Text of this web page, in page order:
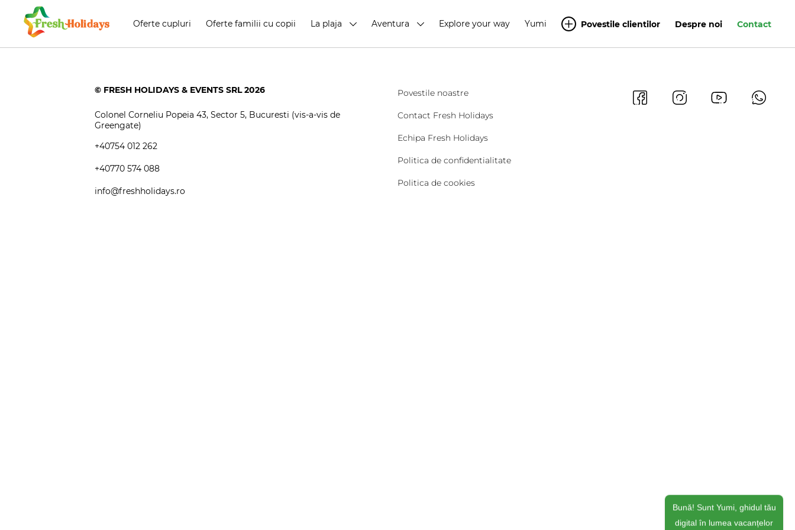
Oferte cupluri Oferte familii cu copii La plaja Aventura Explore your way Yumi Povestile clientilor Despre noi Contact
© FRESH HOLIDAYS & EVENTS SRL 2026
Colonel Corneliu Popeia 43, Sector 5, Bucuresti (vis-a-vis de
Greengate)
+40754 012 262
+40770 574 088
info@freshholidays.ro
Povestile noastre
Contact Fresh Holidays
Echipa Fresh Holidays
Politica de confidentialitate
Politica de cookies
Bună! Sunt Yumi, ghidul tău
digital în lumea vacanțelor